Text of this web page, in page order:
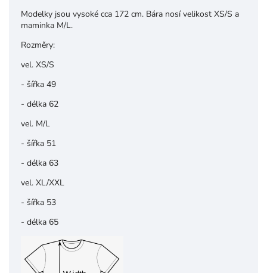
Modelky jsou vysoké cca 172 cm. Bára nosí velikost XS/S a
maminka M/L.
Rozměry:
vel. XS/S
- šířka 49
- délka 62
vel. M/L
- šířka 51
- délka 63
vel. XL/XXL
- šířka 53
- délka 65